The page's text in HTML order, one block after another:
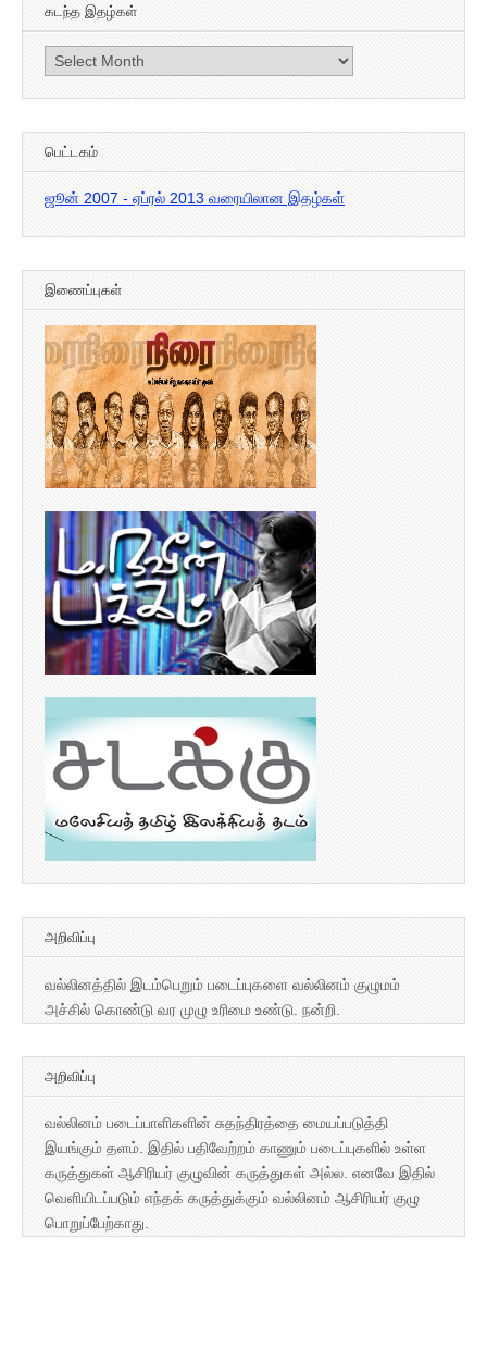
கடந்த இதழ்கள்
கடந்த
இதழ்கள்
பெட்டகம்
ஜூன் 2007 - ஏப்ரல் 2013 வரையிலான இதழ்கள்
இணைப்புகள்
அறிவிப்பு
வல்லினத்தில் இடம்பெறும் படைப்புகளை வல்லினம் குழுமம்
அச்சில் கொண்டு வர முழு உரிமை உண்டு. நன்றி.
அறிவிப்பு
வல்லினம் படைப்பாளிகளின் சுதந்திரத்தை மையப்படுத்தி
இயங்கும் தளம். இதில் பதிவேற்றம் காணும் படைப்புகளில் உள்ள
கருத்துகள் ஆசிரியர் குழுவின் கருத்துகள் அல்ல. எனவே இதில்
வெளியிடப்படும் எந்தக் கருத்துக்கும் வல்லினம் ஆசிரியர் குழு
பொறுப்பேற்காது.